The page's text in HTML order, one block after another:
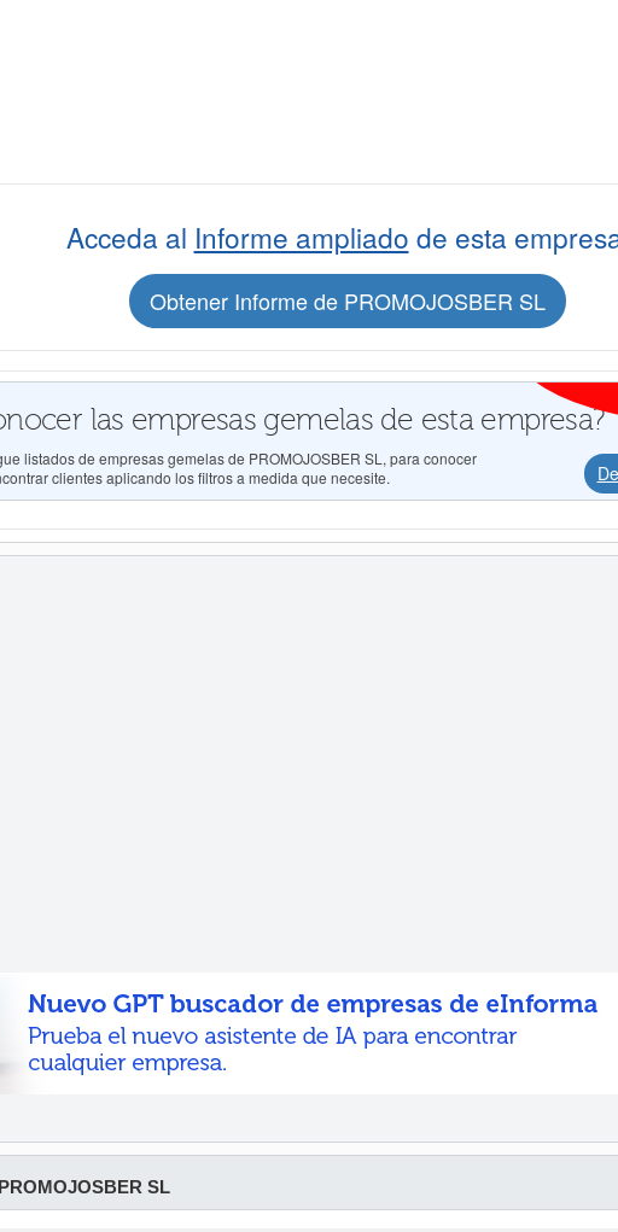
Acceda al Informe ampliado de esta
Obtener Informe de PROMOJOSBER SL
las empresas gemelas de esta empresa?
listados de empresas gemelas de PROMOJOSBER SL, para conocer
clientes aplicando los filtros a medida que necesite.
PROMOJOSBER SL